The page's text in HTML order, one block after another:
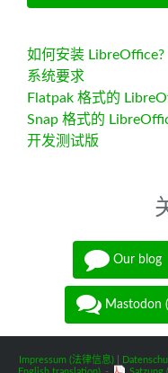
如何安装 LibreOffice?
系统要求
Flatpak 格式的
Snap 格式的
开发测试版
Our blog
Mastodon
Impressum (法律信息)|